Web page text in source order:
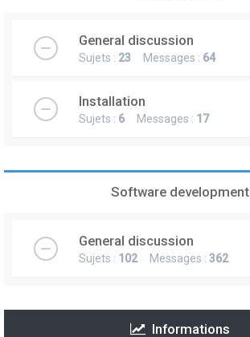
General discussion
Sujets : 23 Messages : 64
Installation
Sujets : 6 Messages : 17
Software development
General discussion
Sujets : 102Messages : 362
Informations